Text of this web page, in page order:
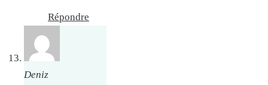
Répondre
Deniz